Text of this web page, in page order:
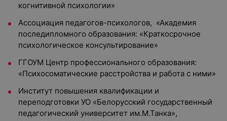
когнитивной психологии»
Ассоциация педагогов-психологов, «Академия
последипломного образования: «Краткосрочное
психологическое консультирование»
ГГОУМ Центр профессионального образования:
«Психосоматические расстройства и работа с ними»
Институт повышения квалификации и
переподготовки УО «Белорусский государственный
педагогический университет им.М.Танка»,